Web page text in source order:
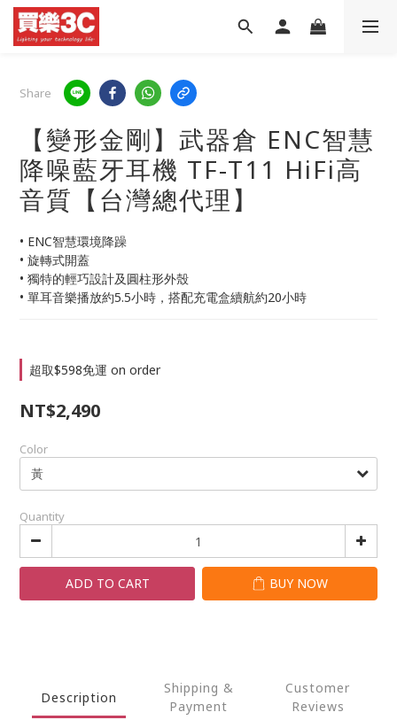
Share
【變形金剛】武器倉 ENC智慧
降噪藍牙耳機 TF-T11 HiFi高
音質【台灣總代理】
• ENC智慧環境降躁
• 旋轉式開蓋
• 獨特的輕巧設計及圓柱形外殼
• 單耳音樂播放約5.5小時，搭配充電盒續航約20小時
超取$598免運 on order
NT$2,490
Color
Quantity
ADD TO CART BUY NOW
Description
Shipping &
Payment
Customer
Reviews